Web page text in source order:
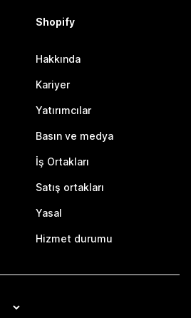
Shopify
Hakkında
Kariyer
Yatırımcılar
Basın ve medya
İş Ortakları
Satış ortakları
Yasal
Hizmet durumu